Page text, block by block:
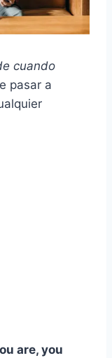
cuando
pasar a
are, you